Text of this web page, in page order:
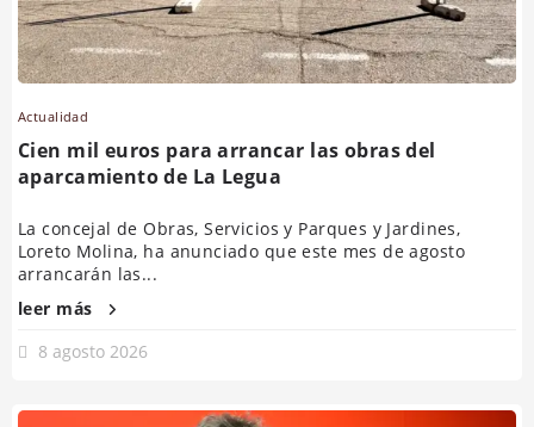
Actualidad
Cien mil euros para arrancar las obras del
aparcamiento de La Legua
La concejal de Obras, Servicios y Parques y Jardines,
Loreto Molina, ha anunciado que este mes de agosto
arrancarán las...
leer más
8 agosto 2026